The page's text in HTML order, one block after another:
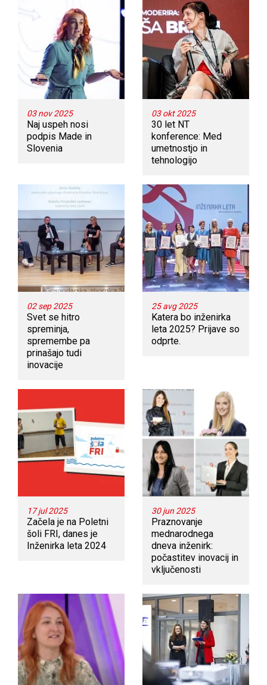
03 nov 2025
Naj uspeh nosi
podpis Made in
Slovenia
03 okt 2025
30 let NT
konference: Med
umetnostjo in
tehnologijo
02 sep 2025
Svet se hitro
spreminja,
spremembe pa
prinašajo tudi
inovacije
25 avg 2025
Katera bo inženirka
leta 2025? Prijave so
odprte.
17 jul 2025
Začela je na Poletni
šoli FRI, danes je
Inženirka leta 2024
30 jun 2025
Praznovanje
mednarodnega
dneva inženirk:
počastitev inovacij in
vključenosti